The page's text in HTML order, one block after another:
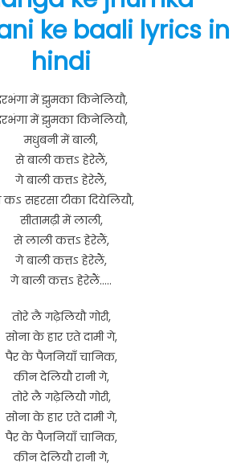
ke baali lyrics in
hindi
में झुमका किनेलियौ,
में झुमका किनेलियौ,
मधुबनी में बाली,
से बाली कत्तऽ हेरेलैं,
गे बाली कत्तऽ हेरेलैं,
कऽ सहरसा टीका दियेलियौ,
सीतामढ़ी में लाली,
से लाली कत्तऽ हेरेलैं,
गे बाली कत्तऽ हेरेलैं,
गे बाली कत्तऽ हेरेलैं…..
तोरे लै गढ़ेलियौ गोरी,
सोना के हार एते दामी गे,
पैर के पैजनियाँ चानिक,
कीन देलियौ रानी गे,
तोरे लै गढ़ेलियौ गोरी,
सोना के हार एते दामी गे,
पैर के पैजनियाँ चानिक,
कीन देलियौ रानी गे,